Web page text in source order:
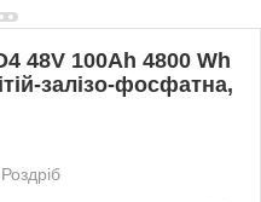
48V 100Ah 4800 Wh
залізо-фосфатна,
Роздріб